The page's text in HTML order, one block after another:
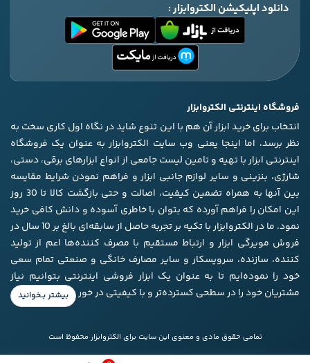
دانلود اپلیکیشن الکتروابزار :
فروشگاه اینترنتی الکتروابزار
انتخاب برای خرید ابزار آن هم با این تنوع شاید در نگاه اول کاری سخت به
نظر برسد، اما اینجا یعنی وب سایت الکتروابزار به عنوان یک فروشگاه
اینترنتی ابزار با تهیه و تامین لیست جامعی از انواع ابزار‌های برقی، دستی،
شارژی، بنزینی و سایر لوازم جانبی ابزار و فراهم نمودن شرایط مقایسه
بین آنها به همراه تضمین کیفیت، اصالت و حتی بازگشت کالا تا 30 روز
این امکان را فراهم آورده که بتوان با خاطری آسوده و دانش کافی خرید
نمود. ما در الکتروابزار با تکیه بر تجربه حاصل از سابقه‌ای بالغ بر 10 سال در
فروش مویرگی ابزار و ارتباط مستقیم با مصرف کننده‌ها اعم از تولید
کننده، سازنده، سرویسکار و سایر مصارف خانگی و صنعتی تمام سعی
خود را نموده‌ایم تا به عنوان یک ابزار فروشی اینترنتی بتوانیم نیاز
مشتریان خود را در سطحی کسترده‌تر و با کیفیتی در خور برآورده کنیم.
تمامی حقوق مادی و معنوی این سایت برای الکتروابزار محفوظ است